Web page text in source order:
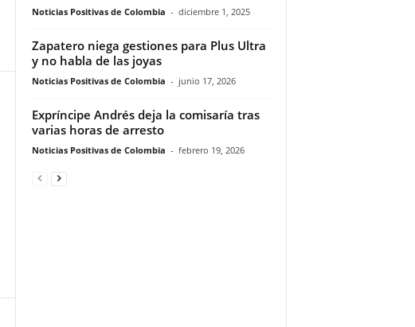
Noticias Positivas de Colombia - diciembre 1, 2025
Zapatero niega gestiones para Plus Ultra
y no habla de las joyas
Noticias Positivas de Colombia - junio 17, 2026
Expríncipe Andrés deja la comisaría tras
varias horas de arresto
Noticias Positivas de Colombia - febrero 19, 2026